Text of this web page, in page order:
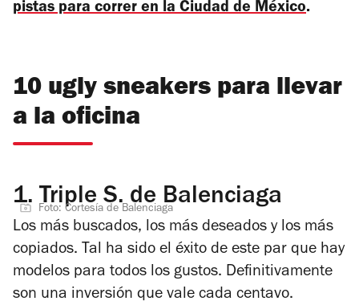
pistas para correr en la Ciudad de México.
10 ugly sneakers para llevar
a la oficina
1. Triple S. de Balenciaga
Foto: Cortesía de Balenciaga
Los más buscados, los más deseados y los más
copiados. Tal ha sido el éxito de este par que hay
modelos para todos los gustos. Definitivamente
son una inversión que vale cada centavo.